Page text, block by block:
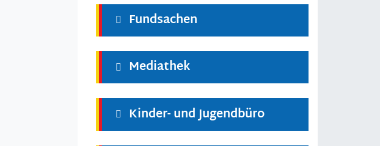
Fundsachen
Mediathek
Kinder- und Jugendbüro